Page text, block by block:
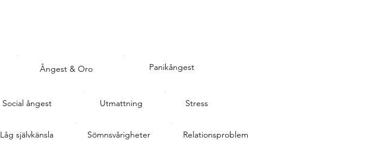
Ångest & Oro Panikångest
Social ångest
Låg självkänsla
Utmattning
Sömnsvårigheter
Stress
Relationsproblem